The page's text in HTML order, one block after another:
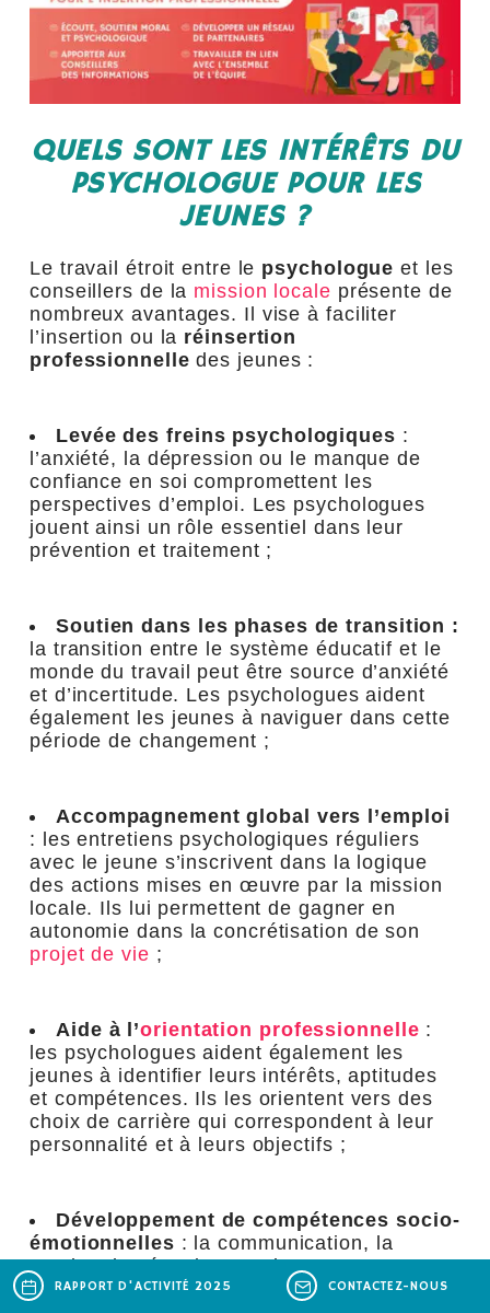
QUELS SONT LES INTÉRÊTS DU
PSYCHOLOGUE POUR LES
JEUNES ?
Le travail étroit entre le psychologue et les
conseillers de la mission locale présente de
nombreux avantages. Il vise à faciliter
l’insertion ou la réinsertion
professionnelledes jeunes :
Levée des freins psychologiques :
l’anxiété, la dépression ou le manque de
confiance en soi compromettent les
perspectives d’emploi. Les psychologues
jouent ainsi un rôle essentiel dans leur
prévention et traitement ;
Soutien dans les phases de transition :
la transition entre le système éducatif et le
monde du travail peut être source d’anxiété
et d’incertitude. Les psychologues aident
également les jeunes à naviguer dans cette
période de changement ;
Accompagnement global vers l’emploi
: les entretiens psychologiques réguliers
avec le jeune s’inscrivent dans la logique
des actions mises en œuvre par la mission
locale. Ils lui permettent de gagner en
autonomie dans la concrétisation de son
projet de vie ;
Aide à l’orientation professionnelle :
les psychologues aident également les
jeunes à identifier leurs intérêts, aptitudes
et compétences. Ils les orientent vers des
choix de carrière qui correspondent à leur
personnalité et à leurs objectifs ;
Développement de compétences socio-
émotionnelles : la communication, la
gestion des émotions et du stress sont
essentielles pour réussir sur le marché du
RAPPORT D'ACTIVITÉ 2025 CONTACTEZ-NOUS